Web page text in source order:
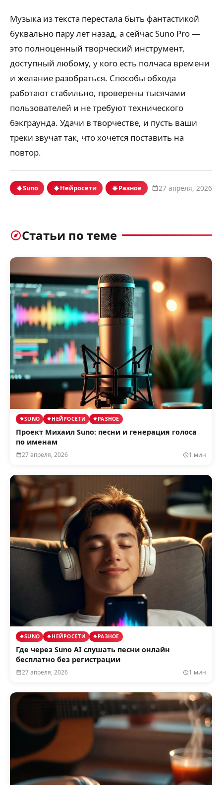
Музыка из текста перестала быть фантастикой
буквально пару лет назад, а сейчас Suno Pro —
это полноценный творческий инструмент,
доступный любому, у кого есть полчаса времени
и желание разобраться. Способы обхода
работают стабильно, проверены тысячами
пользователей и не требуют технического
бэкграунда. Удачи в творчестве, и пусть ваши
треки звучат так, что хочется поставить на
повтор.
Suno Нейросети Разное 27 апреля, 2026
Статьи по теме
SUNO НЕЙРОСЕТИ РАЗНОЕ
Проект Михаил Suno: песни и генерация голоса
по именам
27 апреля, 2026 1 мин
SUNO НЕЙРОСЕТИ РАЗНОЕ
Где через Suno AI слушать песни онлайн
бесплатно без регистрации
27 апреля, 2026 1 мин